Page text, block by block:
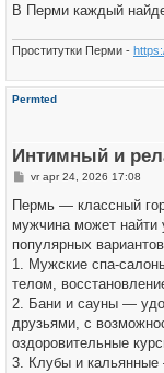
В Перми каждый
Проститутки Перми -
Permted
Интимный и
B
r
c
h
vr apr 24, 2026 17:08
Пермь — классный
мужчина может найти
популярных
1. Мужские спа-
телом,
2. Бани и сауны —
друзьями, с
оздоровительные
3. Клубы и